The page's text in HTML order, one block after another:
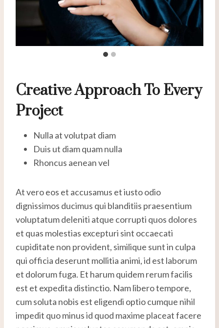
Creative Approach To Every
Project
Nulla at volutpat diam
Duis ut diam quam nulla
Rhoncus aenean vel
At vero eos et accusamus et iusto odio
dignissimos ducimus qui blanditiis praesentium
voluptatum deleniti atque corrupti quos dolores
et quas molestias excepturi sint occaecati
cupiditate non provident, similique sunt in culpa
qui officia deserunt mollitia animi, id est laborum
et dolorum fuga. Et harum quidem rerum facilis
est et expedita distinctio. Nam libero tempore,
cum soluta nobis est eligendi optio cumque nihil
impedit quo minus id quod maxime placeat facere